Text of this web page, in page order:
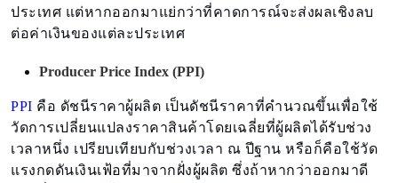
ประเทศ แต่หากออกมาแย่กว่าที่คาดการณ์จะส่งผลเชิงลบ
ต่อค่าเงินของแต่ละประเทศ
Producer Price Index (PPI)
PPI คือ ดัชนีราคาผู้ผลิต เป็นดัชนีราคาที่คำนวณขึ้นเพื่อใช้
วัดการเปลี่ยนแปลงราคาสินค้าโดยเฉลี่ยที่ผู้ผลิตได้รับช่วง
เวลาหนึ่ง เปรียบเทียบกับช่วงเวลา ณ ปีฐาน หรือก็คือใช้วัด
แรงกดดันเงินเฟ้อที่มาจากฝั่งผู้ผลิต ซึ่งถ้าหากว่าออกมาดี